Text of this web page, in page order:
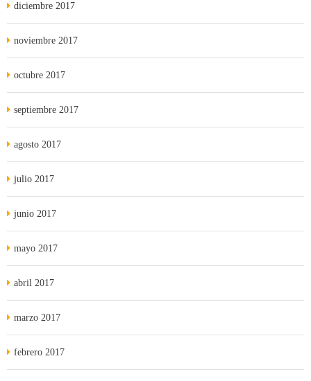
diciembre 2017
noviembre 2017
octubre 2017
septiembre 2017
agosto 2017
julio 2017
junio 2017
mayo 2017
abril 2017
marzo 2017
febrero 2017